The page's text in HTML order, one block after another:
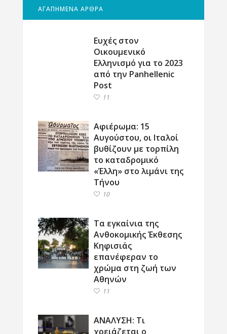
ΑΓΑΠΗΜΕΝΑ ΑΡΘΡΑ
Ευχές στον
Οικουμενικό
Ελληνισμό για το 2023
από την Panhellenic
Post
11
Αφιέρωμα: 15
Αυγούστου, οι Ιταλοί
βυθίζουν με τορπίλη
το καταδρομικό
«Έλλη» στο λιμάνι της
Τήνου
10
Τα εγκαίνια της
Ανθοκομικής Έκθεσης
Κηφισιάς
επανέφεραν το
χρώμα στη ζωή των
Αθηνών
11
ΑΝΑΛΥΣΗ: Τι
χρειάζεται ο